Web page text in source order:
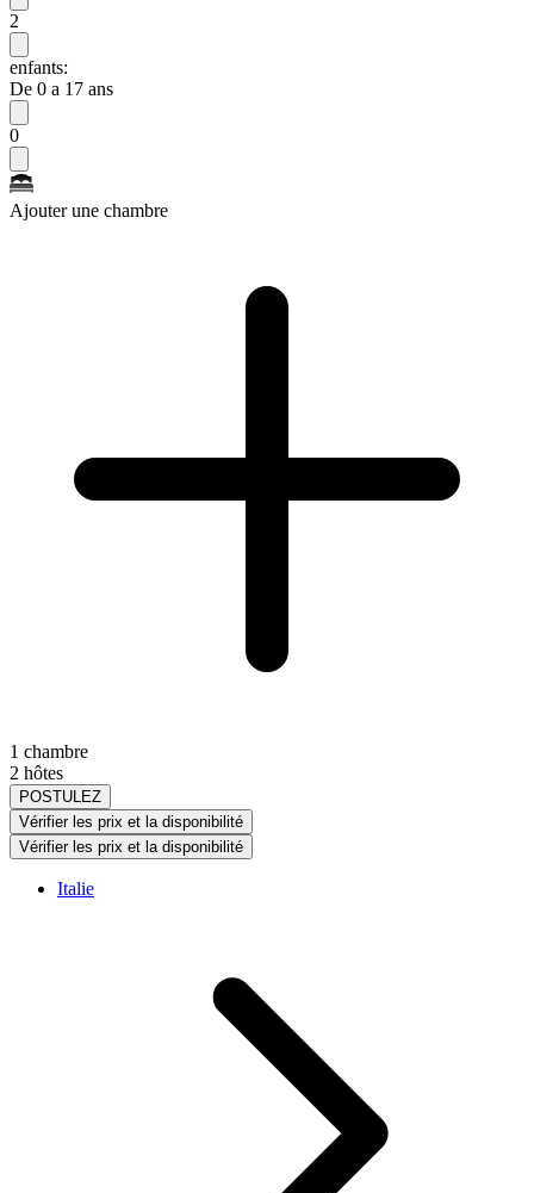
2
enfants:
De 0 a 17 ans
0
Ajouter une chambre
1 chambre
2 hôtes
POSTULEZ
Vérifier les prix et la disponibilité
Vérifier les prix et la disponibilité
Italie